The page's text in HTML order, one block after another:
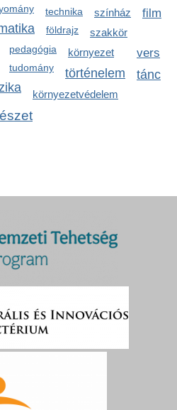
technika színház
földrajz szakkör
pedagógia környezet
film
tudomány történelem
vers
környezetvédelem
tánc